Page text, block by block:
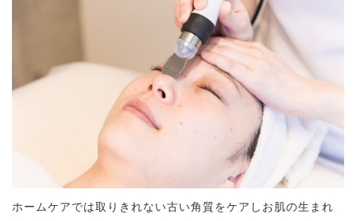
ホームケアでは取りきれない古い角質をケアしお肌の生まれ